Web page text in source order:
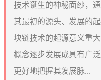
技术诞生的神秘面纱，
其最初的源头、发展的
块链技术的起源意义重
概念逐步发展成具有广
更好地把握其发展脉...